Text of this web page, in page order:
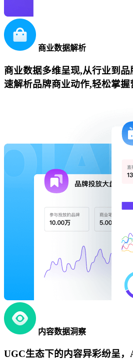
商业数据解析
商业数据多维呈现,从行业到
速解析品牌商业动作,轻松掌握
内容数据洞察
UGC生态下的内容异彩纷呈